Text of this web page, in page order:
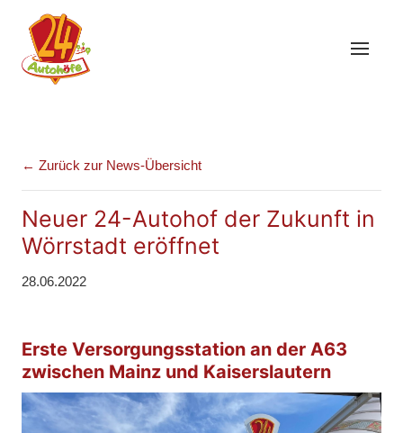
← Zurück zur News-Übersicht
Neuer 24-Autohof der Zukunft in
Wörrstadt eröffnet
28.06.2022
Erste Versorgungsstation an der A63
zwischen Mainz und Kaiserslautern